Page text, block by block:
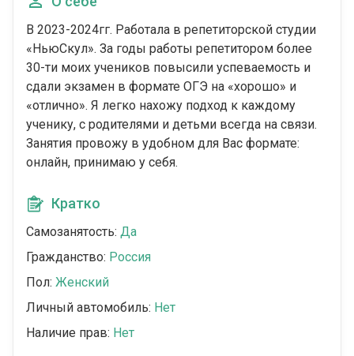
В 2023-2024гг. Работала в репетиторской студии
«НьюСкул». За годы работы репетитором более
30-ти моих учеников повысили успеваемость и
сдали экзамен в формате ОГЭ на «хорошо» и
«отлично». Я легко нахожу подход к каждому
ученику, с родителями и детьми всегда на связи.
Занятия провожу в удобном для Вас формате:
онлайн, принимаю у себя.
Кратко
Самозанятость: Да
Гражданство: Россия
Пол: Женский
Личный автомобиль: Нет
Наличие прав: Нет